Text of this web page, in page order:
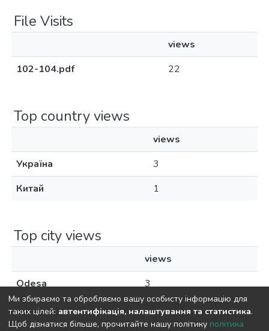
File Visits
views
102-104.pdf
22
Top country views
views
Україна
3
Китай
1
Top city views
views
Odesa
3
Ми збираємо та обробляємо вашу особисту інформацію для
таких цілей: автентифікація, налаштування та статистика.
Щоб дізнатися більше, прочитайте нашу політику політика